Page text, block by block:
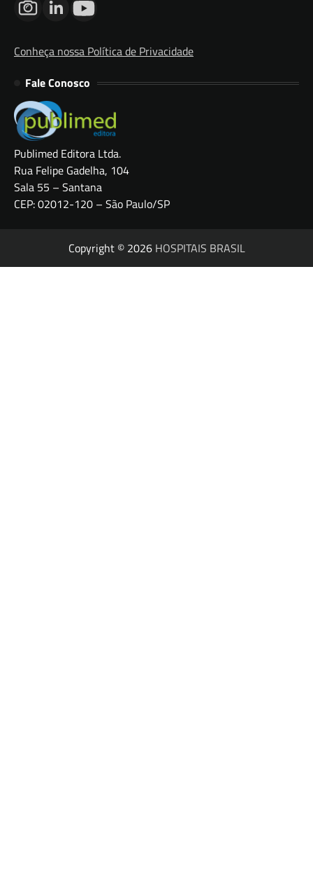
Conheça nossa Política de Privacidade
Fale Conosco
Publimed Editora Ltda.
Rua Felipe Gadelha, 104
Sala 55 – Santana
CEP: 02012-120 – São Paulo/SP
Copyright © 2026 HOSPITAIS BRASIL